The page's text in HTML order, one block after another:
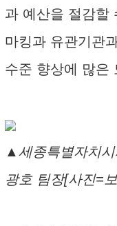
과 예산을 절감할
마킹과 유관기관
수준 향상에 많은
▲세종특별자치
광호 팀장[사진=